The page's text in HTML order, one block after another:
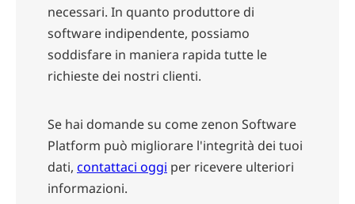
necessari. In quanto produttore di
software indipendente, possiamo
soddisfare in maniera rapida tutte le
richieste dei nostri clienti.
Se hai domande su come zenon Software
Platform può migliorare l'integrità dei tuoi
dati, contattaci oggi per ricevere ulteriori
informazioni.